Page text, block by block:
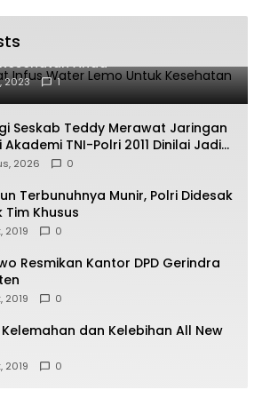
Manfaat Infus Water Lemo
Anda
2023 1
Seskab Teddy Merawat Jaringan
Akademi TNI-Polri 2011 Dinilai Jadi
Membangun Loyalitas
2026 0
Terbunuhnya Munir, Polri Didesak
Tim Khusus
2019 0
Resmikan Kantor DPD Gerindra
2019 0
dan Kelebihan All New
2019 0